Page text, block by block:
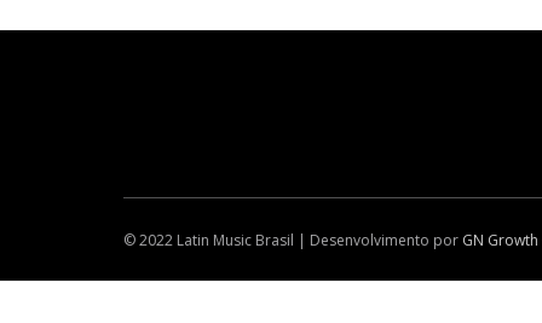
© 2022 Latin Music Brasil | Desenvolvimento por GN Growth